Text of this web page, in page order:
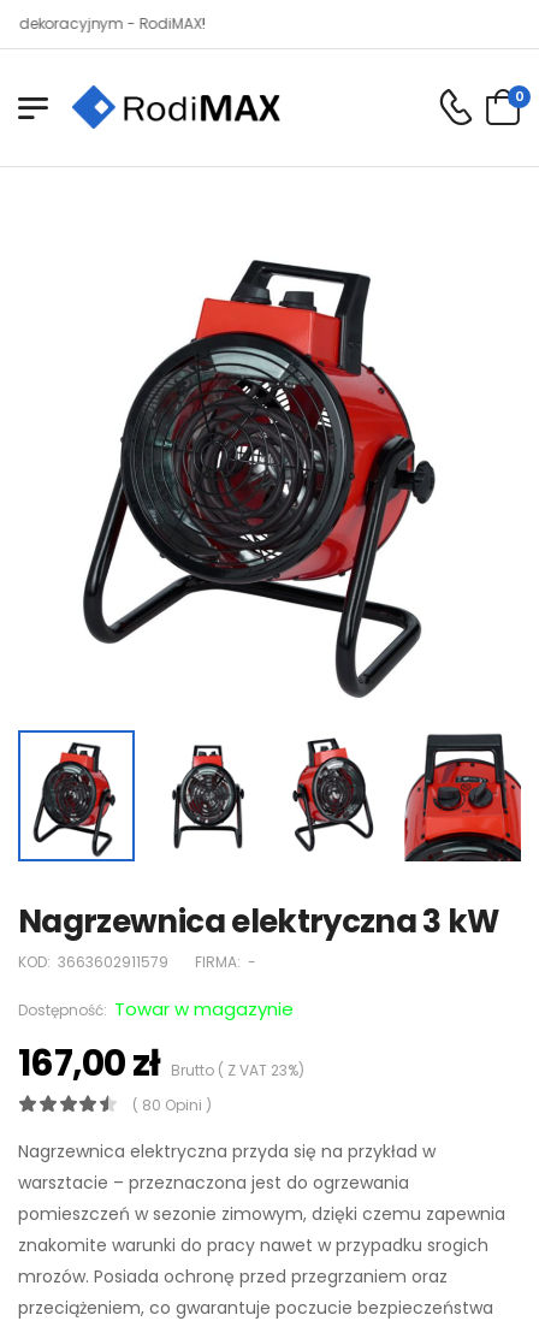
- RodiMAX!
0
Nagrzewnica elektryczna 3 kW
KOD: 3663602911579 FIRMA: -
Dostępność: Towar w magazynie
167,00 złBrutto ( Z VAT 23%)
( 80 Opini )
Nagrzewnica elektryczna przyda się na przykład w
warsztacie – przeznaczona jest do ogrzewania
pomieszczeń w sezonie zimowym, dzięki czemu zapewnia
znakomite warunki do pracy nawet w przypadku srogich
mrozów. Posiada ochronę przed przegrzaniem oraz
przeciążeniem, co gwarantuje poczucie bezpieczeństwa